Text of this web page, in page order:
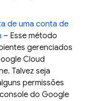
de uma conta de
‒ Esse método
gerenciados
Cloud
. Talvez seja
permissões
do Google